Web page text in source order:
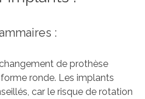
:
de prothèse
ronde. Les implants
car le risque de rotation